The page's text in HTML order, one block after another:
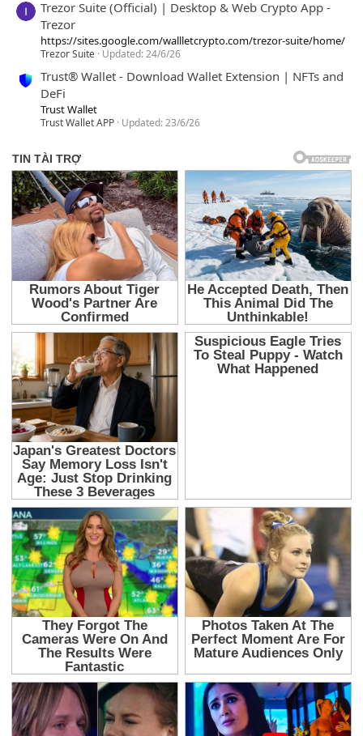
Trezor Suite (Official) | Desktop & Web Crypto App -
Trezor
https://sites.google.com/wallletcrypto.com/trezor-suite/home/
Trezor Suite Updated:24/6/26
Trust® Wallet - Download Wallet Extension | NFTs and
DeFi
Trust Wallet
Trust Wallet APP Updated:23/6/26